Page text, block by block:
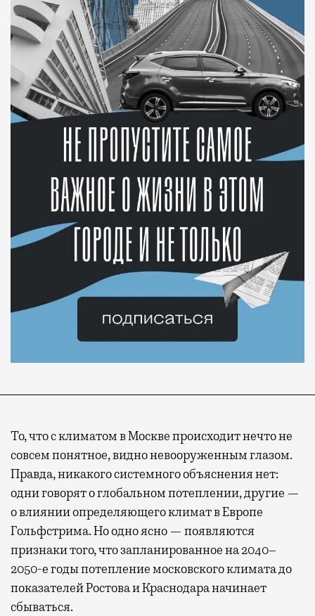
То, что с климатом в Москве происходит нечто не
совсем понятное, видно невооруженным глазом.
Правда, никакого системного объяснения нет:
одни говорят о глобальном потеплении, другие —
о влиянии определяющего климат в Европе
Гольфстрима. Но одно ясно — появляются
признаки того, что запланированное на 2040–
2050-е годы потепление московского климата до
показателей Ростова и Краснодара начинает
сбываться.